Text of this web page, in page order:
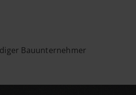
Bauunternehmer